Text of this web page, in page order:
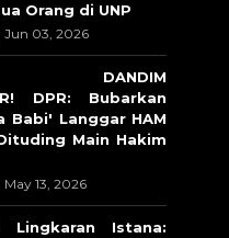
Orang di UNP
Jun 03, 2026
DANDIM
DPR: Bubarkan
Babi' Langgar HAM
Main Hakim
May 13, 2026
Lingkaran Istana: